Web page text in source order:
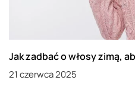
Jak zadbać o włosy zimą,
21 czerwca 2025